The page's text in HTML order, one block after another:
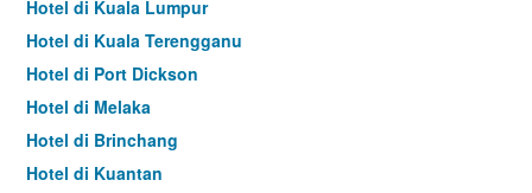
Hotel di Kuala Lumpur
Hotel di Kuala Terengganu
Hotel di Port Dickson
Hotel di Melaka
Hotel di Brinchang
Hotel di Kuantan